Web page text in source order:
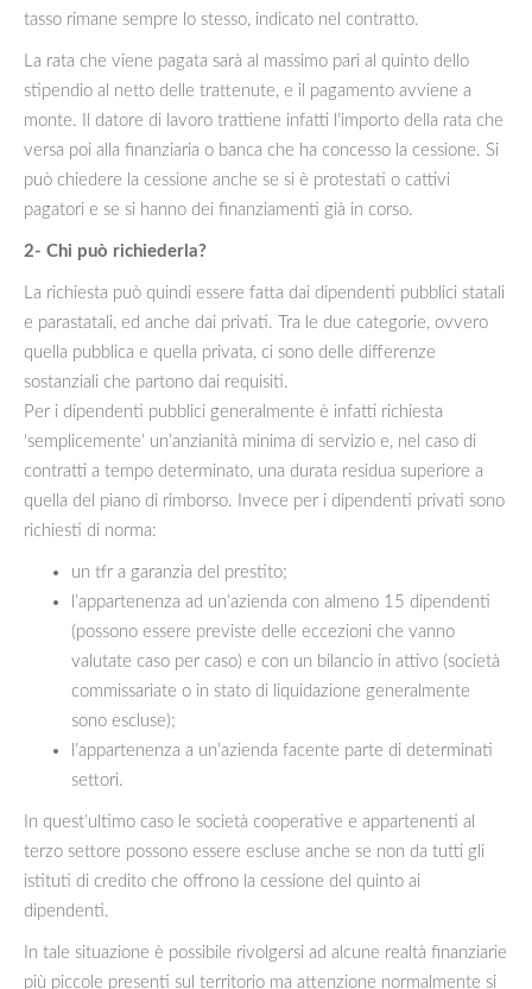
tasso rimane sempre lo stesso, indicato nel contratto.
La rata che viene pagata sarà al massimo pari al quinto dello
stipendio al netto delle trattenute, e il pagamento avviene a
monte. Il datore di lavoro trattiene infatti l’importo della rata che
versa poi alla finanziaria o banca che ha concesso la cessione. Si
può chiedere la cessione anche se si è protestati o cattivi
pagatori e se si hanno dei finanziamenti già in corso.
2- Chi può richiederla?
La richiesta può quindi essere fatta dai dipendenti pubblici statali
e parastatali, ed anche dai privati. Tra le due categorie, ovvero
quella pubblica e quella privata, ci sono delle differenze
sostanziali che partono dai requisiti.
Per i dipendenti pubblici generalmente è infatti richiesta
‘semplicemente’ un’anzianità minima di servizio e, nel caso di
contratti a tempo determinato, una durata residua superiore a
quella del piano di rimborso. Invece per i dipendenti privati sono
richiesti di norma:
un tfr a garanzia del prestito;
l’appartenenza ad un’azienda con almeno 15 dipendenti
(possono essere previste delle eccezioni che vanno
valutate caso per caso) e con un bilancio in attivo (società
commissariate o in stato di liquidazione generalmente
sono escluse);
l’appartenenza a un’azienda facente parte di determinati
settori.
In quest’ultimo caso le società cooperative e appartenenti al
terzo settore possono essere escluse anche se non da tutti gli
istituti di credito che offrono la cessione del quinto ai
dipendenti.
In tale situazione è possibile rivolgersi ad alcune realtà finanziarie
più piccole presenti sul territorio ma attenzione normalmente si